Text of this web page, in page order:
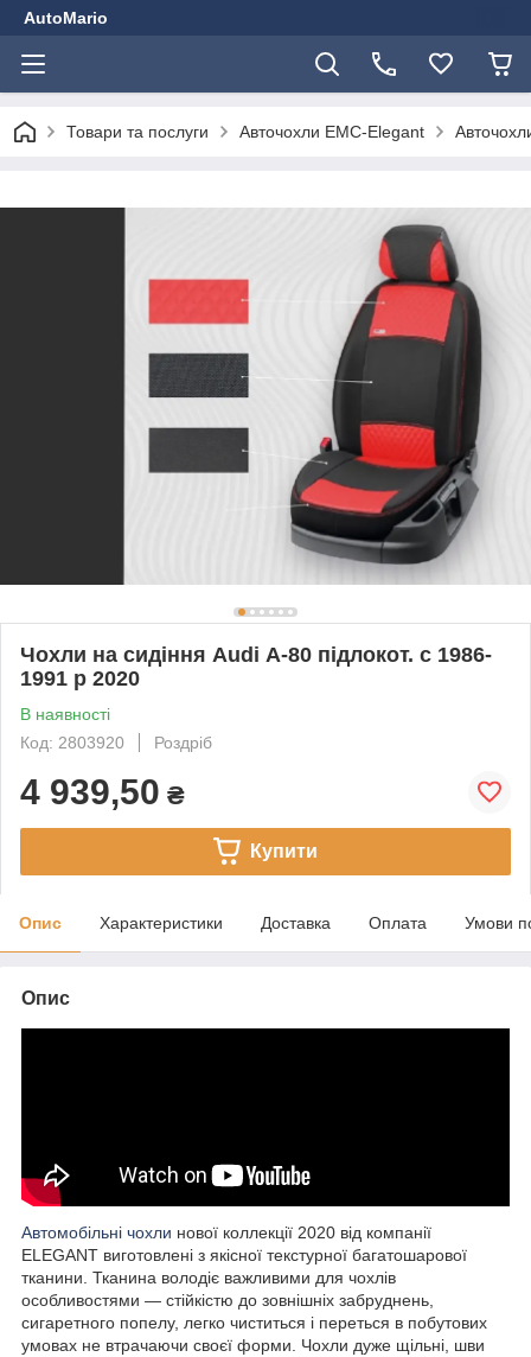
AutoMario
Товари та послуги Авточохли EMC-Elegant
Чохли на сидіння Audi А-80 підлокот. c 1986-
1991 р 2020
В наявності
Код: 2803920
Роздріб
4 939,50 ₴
Купити
Опис Характеристики Доставка Оплата Умови
Опис
Автомобільні чохли нової коллекції 2020 від компанії
ELEGANT виготовлені з якісної текстурної багатошарової
тканини. Тканина володіє важливими для чохлів
особливостями — стійкістю до зовнішніх забруднень,
сигаретного попелу, легко чиститься і переться в побутових
умовах не втрачаючи своєї форми. Чохли дуже щільні, шви